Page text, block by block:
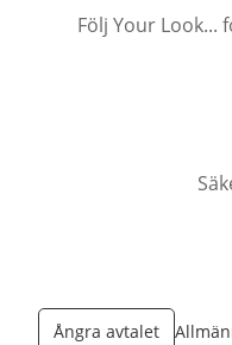
Följ Your Look...
Ångra avtalet